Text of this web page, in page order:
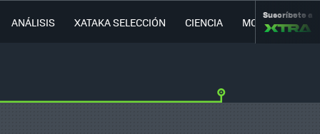
ANÁLISIS XATAKA SELECCIÓN CIENCIA MOVILIDAD
Suscríbete a